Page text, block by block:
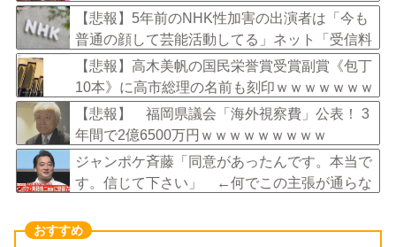
イトやったらクビやで」説教受け黙り込む
【悲報】5年前のNHK性加害の出演者は「今も
普通の顔して芸能活動してる」ネット「受信料
を取るくらいなら詳細を伝えよ」
【悲報】高木美帆の国民栄誉賞受賞副賞《包丁
10本》に高市総理の名前も刻印ｗｗｗｗｗｗｗ
ｗｗ
【悲報】 福岡県議会「海外視察費」公表！ 3
年間で2億6500万円ｗｗｗｗｗｗｗｗｗ
ジャンポケ斉藤「同意があったんです。本当で
す。信じて下さい」 ←何でこの主張が通らな